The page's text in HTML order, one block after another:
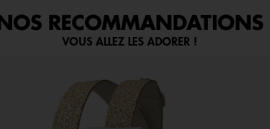
NOS RECOMMANDATIONS
VOUS ALLEZ LES ADORER !